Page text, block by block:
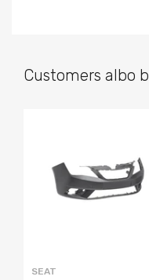
Customers albo
SEAT